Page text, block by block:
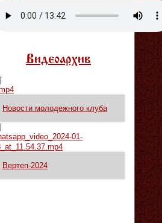
Видеоархив
Новости молодежного клуба
01-08_at_11.54.37.mp4
01-
Вертеп-2024